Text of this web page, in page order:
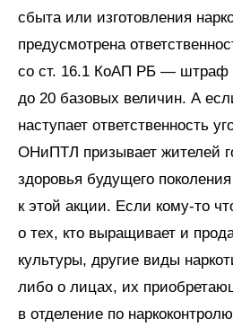
сбыта или изготовления
предусмотрена
со ст. 16.1 КоАП РБ — штраф
до 20 базовых величин. А
наступает ответственность
ОНиПТЛ призывает жителей
здоровья будущего
к этой акции. Если кому-то
о тех, кто выращивает и
культуры, другие виды
либо о лицах, их
в отделение по